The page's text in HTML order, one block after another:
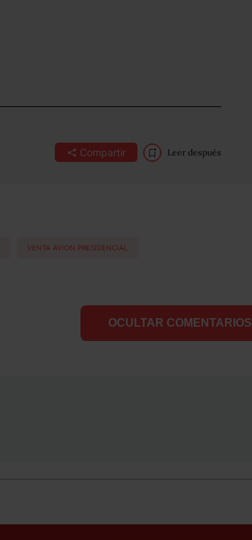
Compartir Leer después
VENTA AVION PRESIDENCIAL
OCULTAR COMENTARIOS